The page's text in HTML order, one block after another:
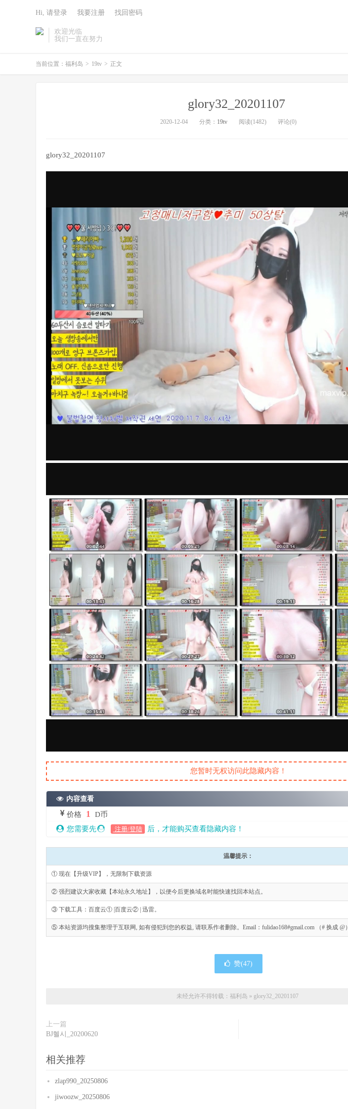
欢迎光临
我们一直在努力
Hi, 请登录 我要注册 找回密码
当前位置： 福利岛 > 19tv > 正文
glory32_20201107
2020-12-04 分类： 19tv 阅读(1482) 评论(0)
glory32_20201107
您暂时无权访问此隐藏内容！
内容查看
价格 1
D币
您需要先
注册/登陆 后，才能购买查看隐藏内容！
温馨提示：
① 现在【升级VIP】，无限制下载资源
② 强烈建议大家收藏【本站永久地址】，以便今后更换域名时能快速找回本站点。
③ 下载工具：百度云① |百度云② | 迅雷。
⑤ 本站资源均搜集整理于互联网, 如有侵犯到您的权益, 请联系作者删除。Email：fulidao168#gmail.com （# 换成 @）
赞(47)
未经允许不得转载： 福利岛 » glory32_20201107
上一篇
BJ혤시_20200620
相关推荐
zlap990_20250806
jiwoozw_20250806